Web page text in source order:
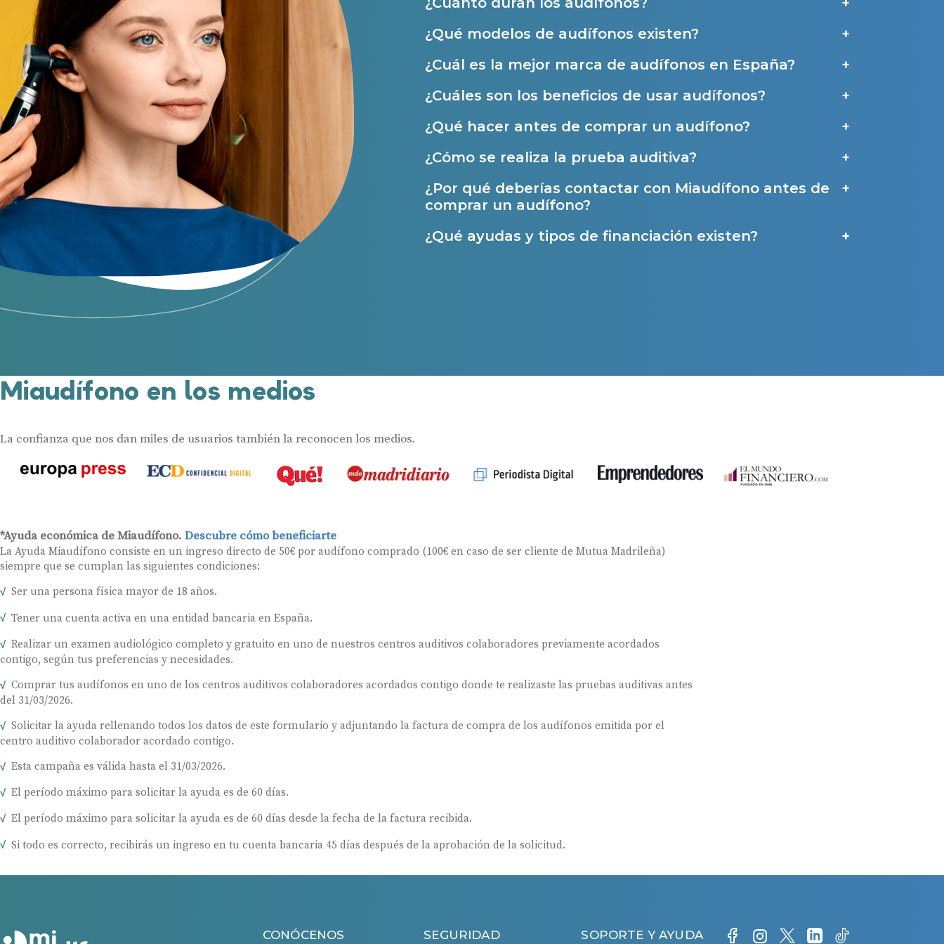
¿Qué modelos de audífonos existen?
¿Cuál es la mejor marca de audífonos en España?
¿Cuáles son los beneficios de usar audífonos?
¿Qué hacer antes de comprar un audífono?
¿Cómo se realiza la prueba auditiva?
¿Por qué deberías contactar con Miaudífono antes de
comprar un audífono?
¿Qué ayudas y tipos de financiación existen?
Miaudífono en los medios
La confianza que nos dan miles de usuarios también la reconocen los medios.
*Ayuda económica de Miaudífono. Descubre cómo beneficiarte
La Ayuda Miaudífono consiste en un ingreso directo de 50€ por audífono comprado (100€ en caso de ser cliente de Mutua Madrileña)
siempre que se cumplan las siguientes condiciones:
Ser una persona física mayor de 18 años.
Tener una cuenta activa en una entidad bancaria en España.
Realizar un examen audiológico completo y gratuito en uno de nuestros centros auditivos colaboradores previamente acordados
contigo, según tus preferencias y necesidades.
Comprar tus audífonos en uno de los centros auditivos colaboradores acordados contigo donde te realizaste las pruebas auditivas antes
del 31/03/2026.
Solicitar la ayuda rellenando todos los datos de este formulario y adjuntando la factura de compra de los audífonos emitida por el
centro auditivo colaborador acordado contigo.
Esta campaña es válida hasta el 31/03/2026.
El período máximo para solicitar la ayuda es de 60 días.
El período máximo para solicitar la ayuda es de 60 días desde la fecha de la factura recibida.
Si todo es correcto, recibirás un ingreso en tu cuenta bancaria 45 días después de la aprobación de la solicitud.
CONÓCENOS SEGURIDAD SOPORTE Y AYUDA
Prueba de audífonos
Financiación de audífonos
Reparación de audífonos
Asistencia audiológica a domicilio
Seguro para audífonos
Ayudas y subvenciones
Ayuda Miaudífono hasta 200€*